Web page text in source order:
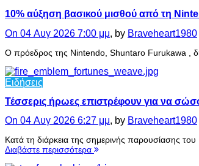
10% αύξηση βασικού μισθού από τη
On 04 Αυγ 2026 7:00 μμ, by Braveheart1980
Ο πρόεδρος της Nintendo, Shuntaro Furukawa ,
Ειδήσεις
Τέσσερις ήρωες επιστρέφουν για να
On 04 Αυγ 2026 6:27 μμ, by Braveheart1980
Κατά τη διάρκεια της σημερινής παρουσίασης
Διαβάστε περισσότερα